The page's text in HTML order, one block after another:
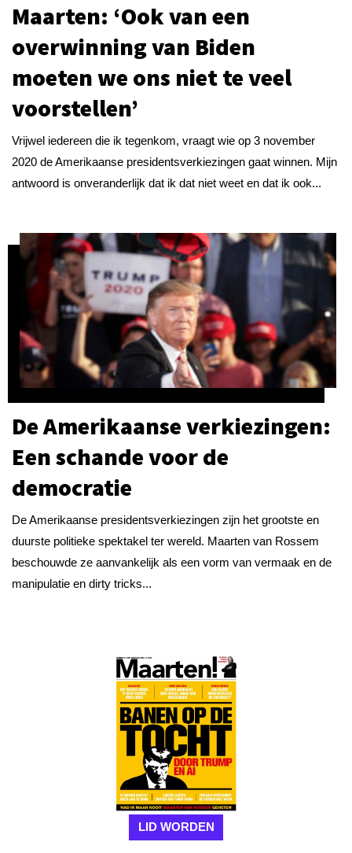
Maarten: ‘Ook van een
overwinning van Biden
moeten we ons niet te veel
voorstellen’
Vrijwel iedereen die ik tegenkom, vraagt wie op 3 november
2020 de Amerikaanse presidentsverkiezingen gaat winnen. Mijn
antwoord is onveranderlijk dat ik dat niet weet en dat ik ook...
De Amerikaanse verkiezingen:
Een schande voor de
democratie
De Amerikaanse presidentsverkiezingen zijn het grootste en
duurste politieke spektakel ter wereld. Maarten van Rossem
beschouwde ze aanvankelijk als een vorm van vermaak en de
manipulatie en dirty tricks...
LID WORDEN